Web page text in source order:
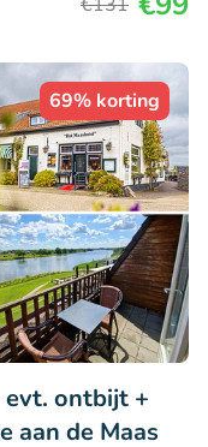
69% korting
ontbijt +
aan de Maas